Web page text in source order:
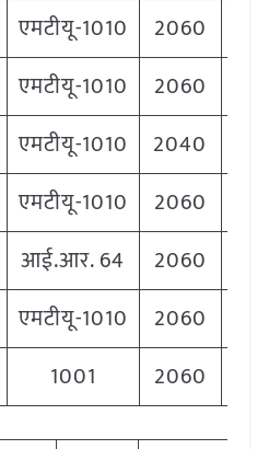
एमटीयू-1010 2060
एमटीयू-1010 2060
एमटीयू-1010 2040
एमटीयू-1010 2060
आई.आर. 64 2060
एमटीयू-1010 2060
1001 2060